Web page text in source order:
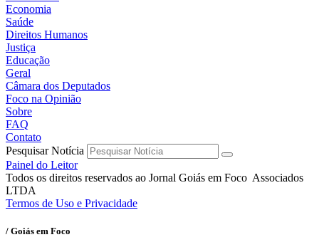
Economia
Saúde
Direitos Humanos
Justiça
Educação
Geral
Câmara dos Deputados
Foco na Opinião
Sobre
FAQ
Contato
Pesquisar Notícia
Painel do Leitor
Todos os direitos reservados ao Jornal Goiás em Foco Associados
LTDA
Termos de Uso e Privacidade
/ Goiás em Foco